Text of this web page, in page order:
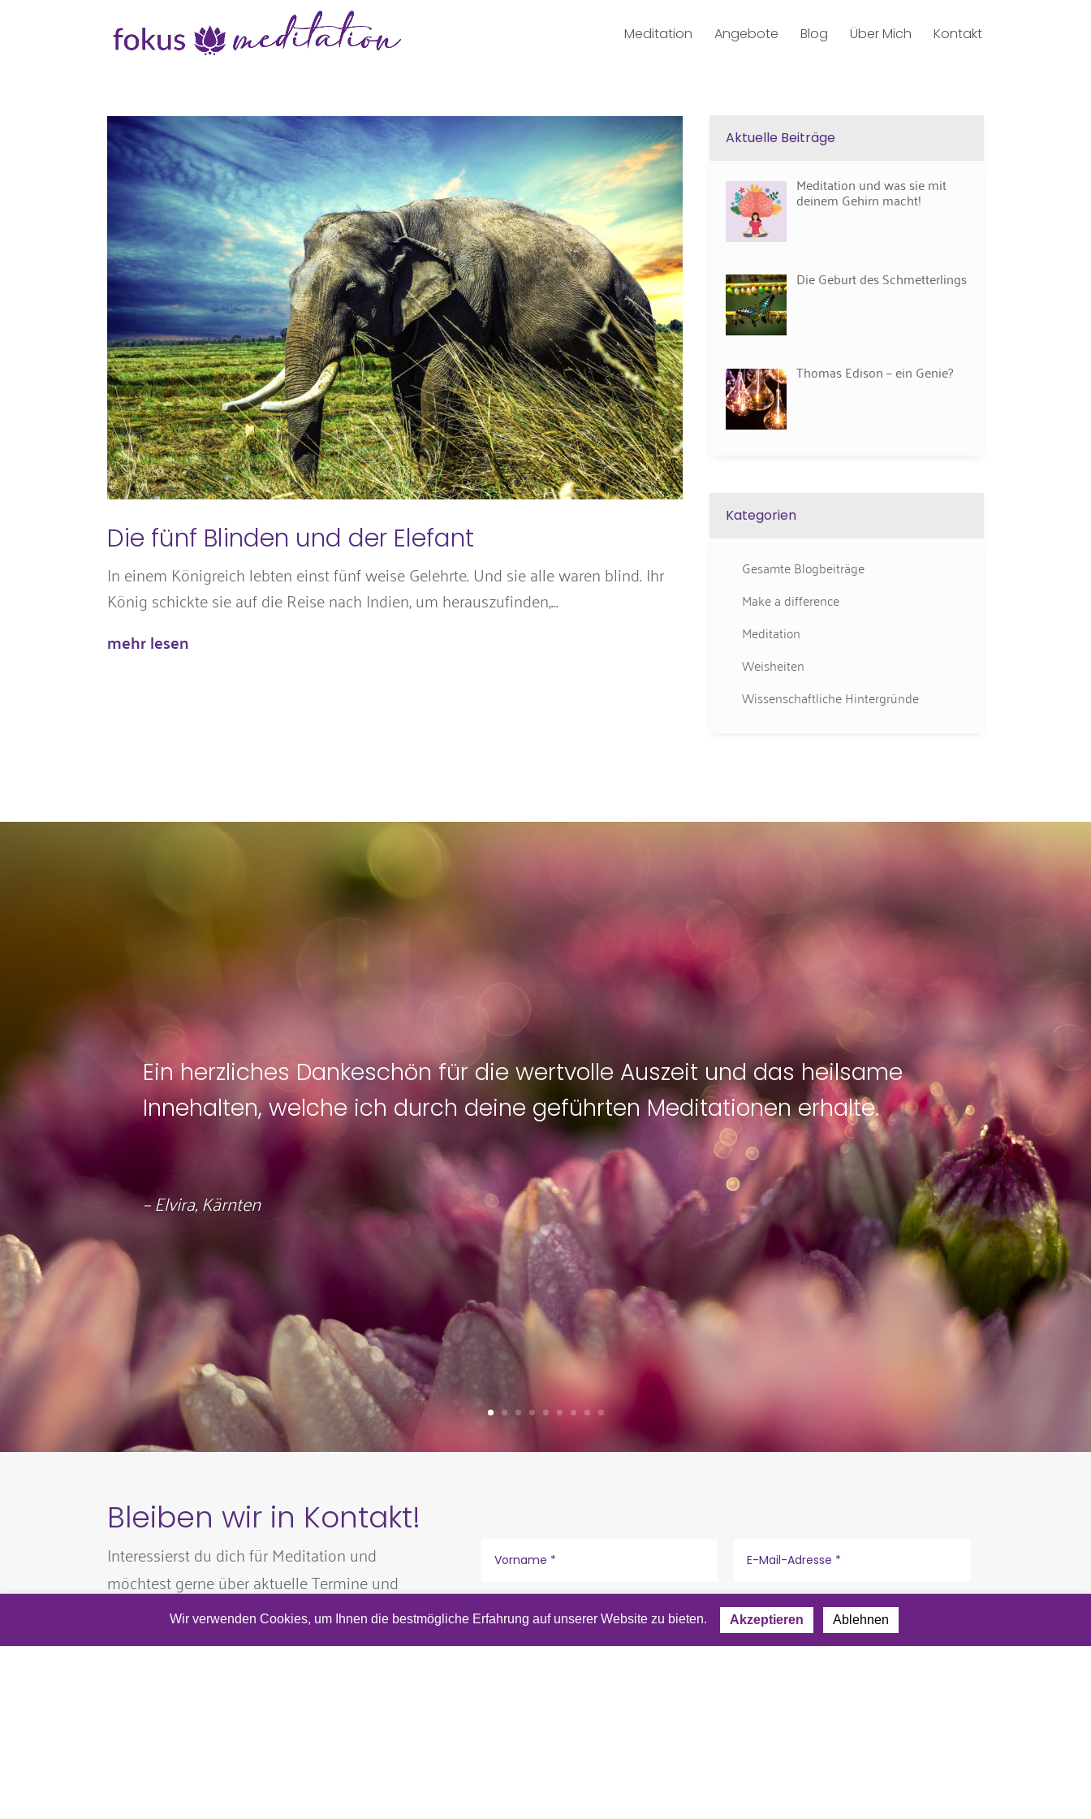
Meditation Angebote Blog Über Mich Kontakt
Die fünf Blinden und der Elefant
In einem Königreich lebten einst fünf weise Gelehrte. Und sie alle waren blind. Ihr
König schickte sie auf die Reise nach Indien, um herauszufinden,...
mehr lesen
Aktuelle Beiträge
Meditation und was sie mit
deinem Gehirn macht!
Die Geburt des Schmetterlings
Thomas Edison – ein Genie?
Kategorien
Gesamte Blogbeiträge
Make a difference
Meditation
Weisheiten
Wissenschaftliche Hintergründe
Ein herzliches Dankeschön für die wertvolle Auszeit und das heilsame
Innehalten, welche ich durch deine geführten Meditationen erhalte.
– Elvira, Kärnten
Bleiben wir in Kontakt!
Interessierst du dich für Meditation und
möchtest gerne über aktuelle Termine und
Neuigkeiten informiert werden? Dann
Wir verwenden Cookies, um Ihnen die bestmögliche Erfahrung auf unserer Website zu bieten. Akzeptieren Ablehnen